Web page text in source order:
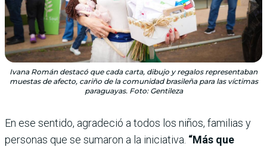
Ivana Román destacó que cada carta, dibujo y regalos representaban
muestas de afecto, cariño de la comunidad brasileña para las víctimas
paraguayas. Foto: Gentileza
En ese sentido, agradeció a todos los niños, familias y
personas que se sumaron a la iniciativa. “Más que